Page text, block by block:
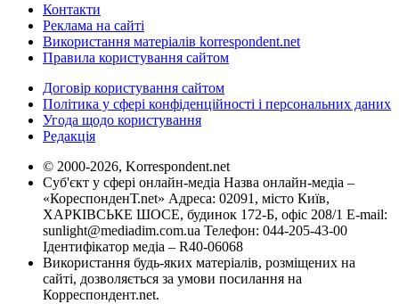
Контакти
Реклама на сайті
Використання матеріалів korrespondent.net
Правила користування сайтом
Договір користування сайтом
Політика у сфері конфіденційності і персональних даних
Угода щодо користування
Редакція
© 2000-2026, Korrespondent.net
Суб'єкт у сфері онлайн-медіа Назва онлайн-медіа –
«КореспонденТ.net» Адреса: 02091, місто Київ,
ХАРКІВСЬКЕ ШОСЕ, будинок 172-Б, офіс 208/1 E-mail:
sunlight@mediadim.com.ua Телефон: 044-205-43-00
Ідентифікатор медіа – R40-06068
Використання будь-яких матеріалів, розміщених на
сайті, дозволяється за умови посилання на
Корреспондент.net.